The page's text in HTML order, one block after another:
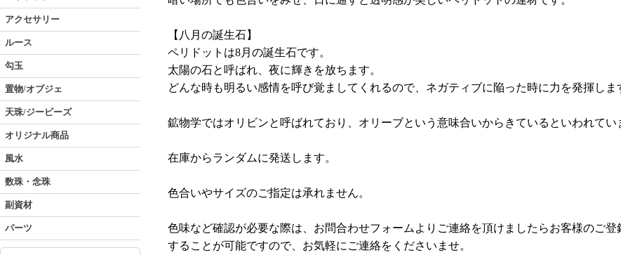
アクセサリー
ルース
勾玉
置物/オブジェ
天珠/ジービーズ
オリジナル商品
風水
数珠・念珠
副資材
パーツ
【八月の誕生石】
ペリドットは8月の誕生石です。
太陽の石と呼ばれ、夜に輝きを放ちます。
どんな時も明るい感情を呼び覚ましてくれるので、ネガティブに陥った時に力を発揮しま
鉱物学ではオリビンと呼ばれており、オリーブという意味合いからきているといわれてい
在庫からランダムに発送します。
色合いやサイズのご指定は承れません。
色味など確認が必要な際は、お問合わせフォームよりご連絡を頂けましたらお客様のご
することが可能ですので、お気軽にご連絡をくださいませ。